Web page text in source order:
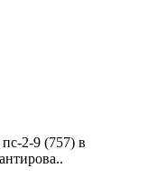
2-9 (757) в